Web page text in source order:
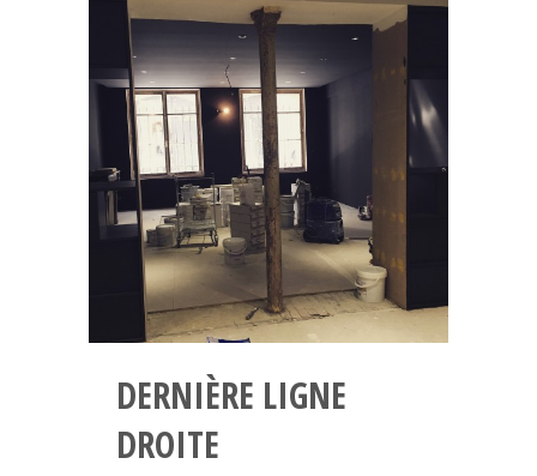
DERNIÈRE LIGNE
DROITE